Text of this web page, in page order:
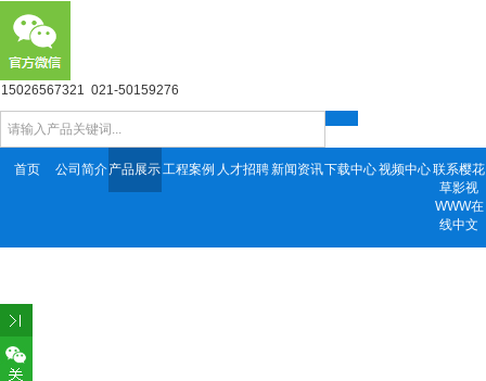
15026567321 021-50159276
首页 公司简介产品展示工程案例 人才招聘新闻资讯下载中心视频中心联系樱花
草影视
WWW在
线中文